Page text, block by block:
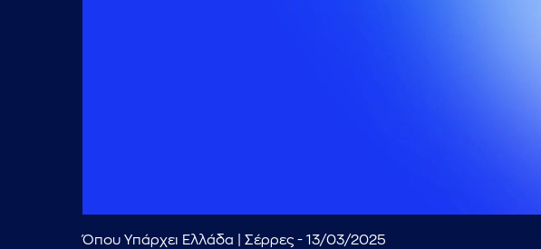
Όπου Υπάρχει Ελλάδα | Σέρρες - 13/03/2025